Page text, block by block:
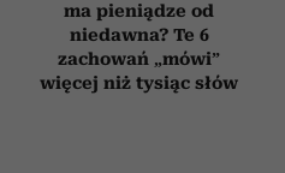
ma pieniądze od
niedawna? Te 6
zachowań „mówi”
więcej niż tysiąc słów